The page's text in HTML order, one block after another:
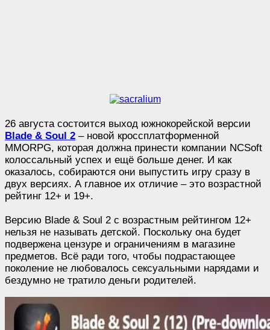
26 августа состоится выход южнокорейской версии
Blade & Soul 2 – новой кроссплатформенной
MMORPG, которая должна принести компании NCSoft
колоссальный успех и ещё больше денег. И как
оказалось, собираются они выпустить игру сразу в
двух версиях. А главное их отличие – это возрастной
рейтинг 12+ и 19+.
Версию Blade & Soul 2 с возрастным рейтингом 12+
нельзя не называть детской. Поскольку она будет
подвержена цензуре и ограничениям в магазине
предметов. Всё ради того, чтобы подрастающее
поколение не любовалось сексуальными нарядами и
бездумно не тратило деньги родителей.